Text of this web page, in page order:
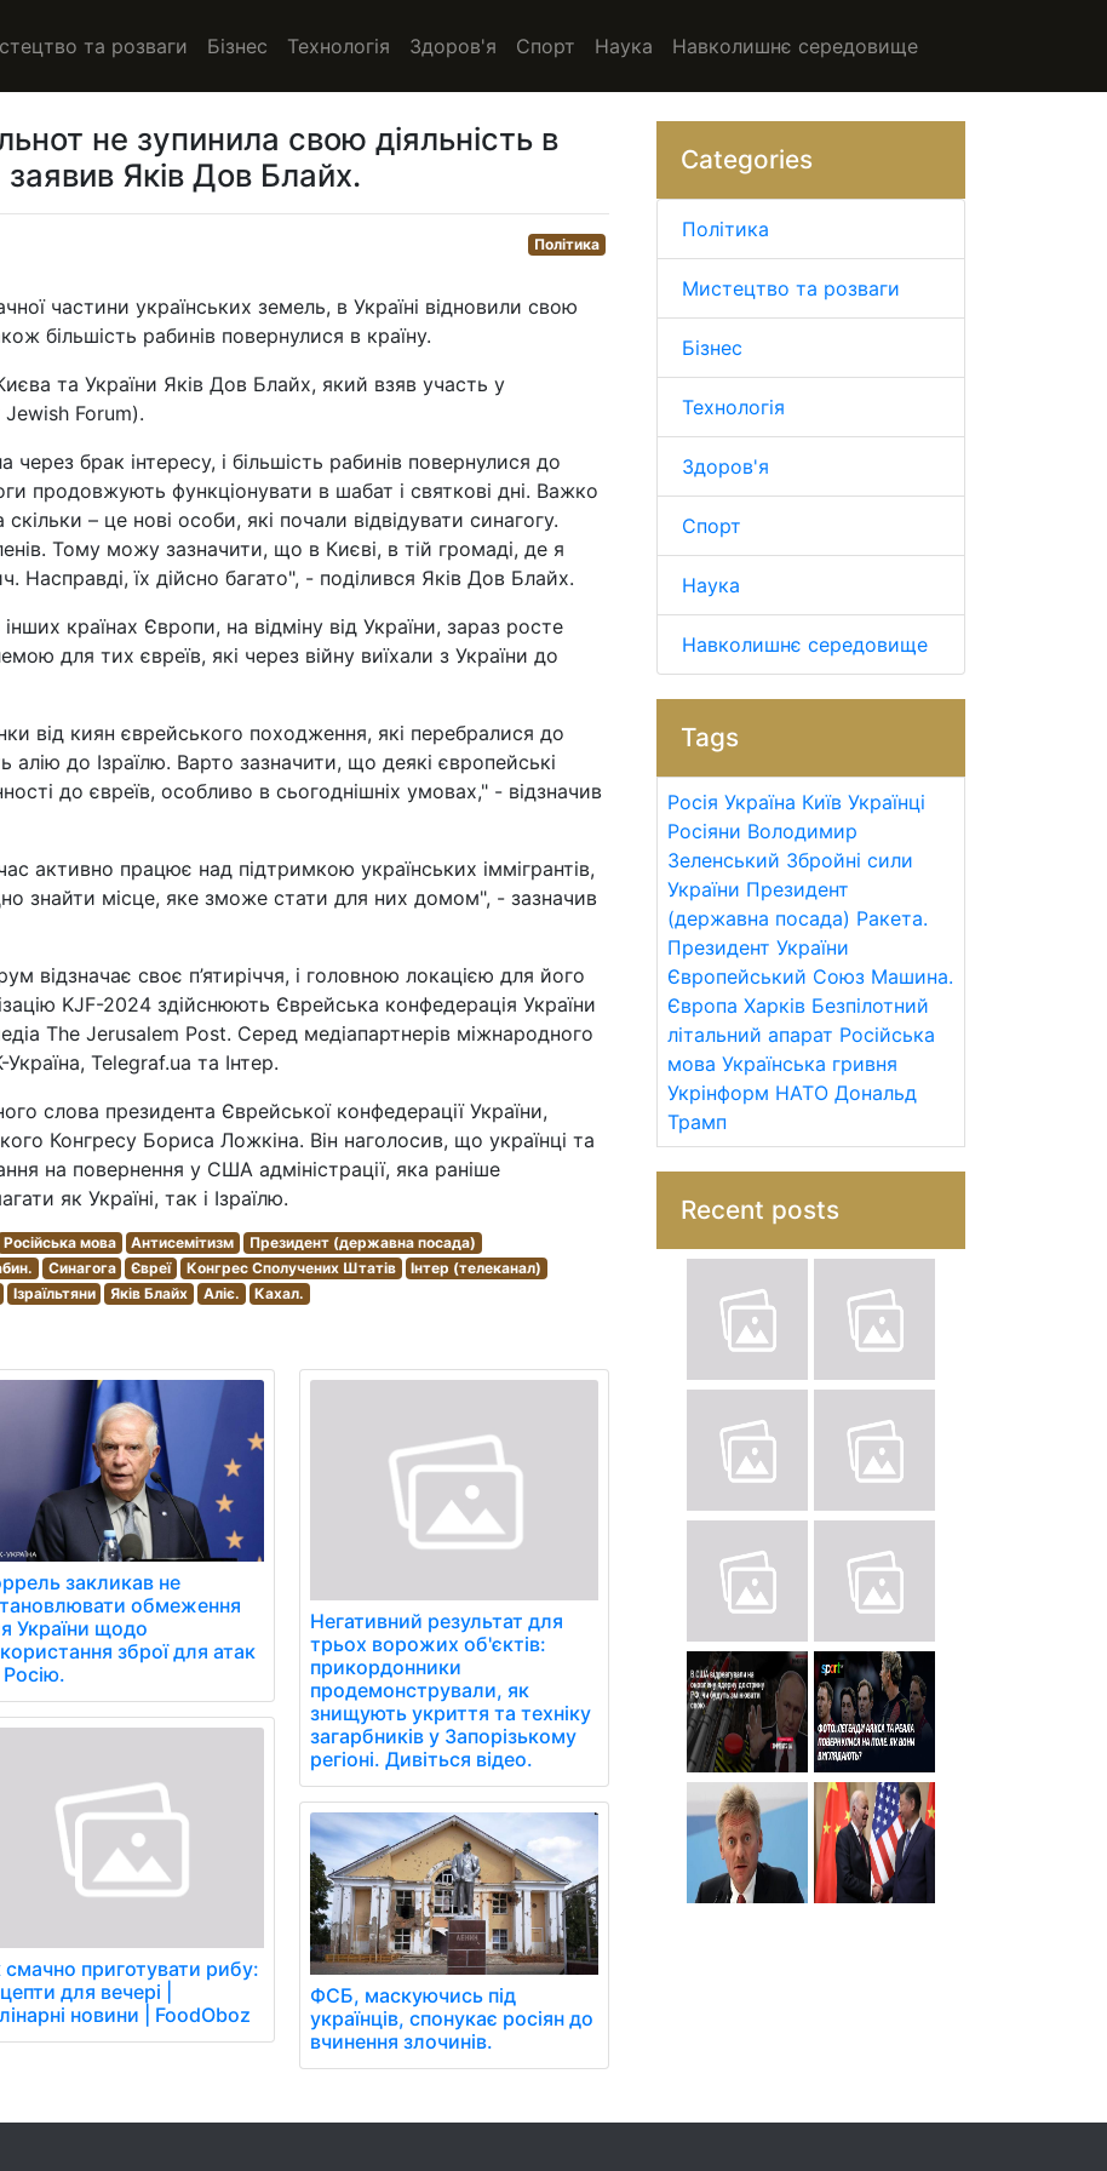
та розваги Бізнес Технологія Здоров'я Спорт Наука Навколишнє середовище
не зупинила свою діяльність в
заявив Яків Дов Блайх.
Політика
частини українських земель, в Україні відновили свою
більшість рабинів повернулися в країну.
та України Яків Дов Блайх, який взяв участь у
Forum).
брак інтересу, і більшість рабинів повернулися до
продовжують функціонувати в шабат і святкові дні. Важко
– це нові особи, які почали відвідувати синагогу.
Тому можу зазначити, що в Києві, в тій громаді, де я
їх дійсно багато", - поділився Яків Дов Блайх.
країнах Європи, на відміну від України, зараз росте
для тих євреїв, які через війну виїхали з України до
від киян єврейського походження, які перебралися до
алію до Ізраїлю. Варто зазначити, що деякі європейські
до євреїв, особливо в сьогоднішніх умовах," - відзначив
активно працює над підтримкою українських іммігрантів,
знайти місце, яке зможе стати для них домом", - зазначив
відзначає своє п’ятиріччя, і головною локацією для його
KJF-2024 здійснюють Єврейська конфедерація України
The Jerusalem Post. Серед медіапартнерів міжнародного
Telegraf.ua та Інтер.
слова президента Єврейської конфедерації України,
Конгресу Бориса Ложкіна. Він наголосив, що українці та
на повернення у США адміністрації, яка раніше
як Україні, так і Ізраїлю.
Російська мова Антисемітизм
Президент (державна посада)
Синагога Євреї Конгрес Сполучених Штатів
Інтер (телеканал)
Ізраїльтяни Яків Блайх Аліє. Кахал.
закликав не
обмеження
України щодо
зброї для атак
Росію.
смачно приготувати рибу:
для вечері |
новини | FoodOboz
Негативний результат для
трьох ворожих об'єктів:
прикордонники
продемонстрували, як
знищують укриття та техніку
загарбників у Запорізькому
регіоні. Дивіться відео.
ФСБ, маскуючись під
українців, спонукає росіян до
вчинення злочинів.
Categories
Політика
Мистецтво та розваги
Бізнес
Технологія
Здоров'я
Спорт
Наука
Навколишнє середовище
Tags
Росія Україна Київ Українці
Росіяни Володимир
Зеленський Збройні сили
України Президент
(державна посада) Ракета.
Президент України
Європейський Союз Машина.
Європа Харків Безпілотний
літальний апарат Російська
мова Українська гривня
Укрінформ НАТО Дональд
Трамп
Recent posts